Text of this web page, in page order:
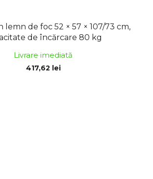
lemn de foc 52 × 57 × 107/73 cm,
de încărcare 80 kg
Livrare imediată
417,62 lei